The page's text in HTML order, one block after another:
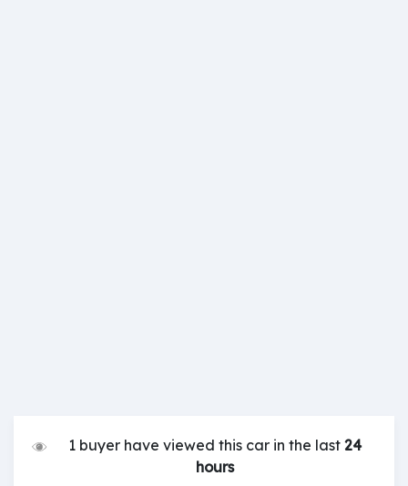
1 buyer have viewed this car in the last24
hours